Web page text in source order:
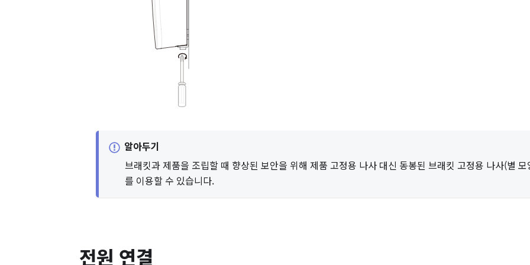
알아두기
브래킷과 제품을 조립할 때 향상된 보안을 위해 제품 고정용 나사 대신 동봉된 브래킷 고정용 나사(별 모
를 이용할 수 있습니다.
전원 연결